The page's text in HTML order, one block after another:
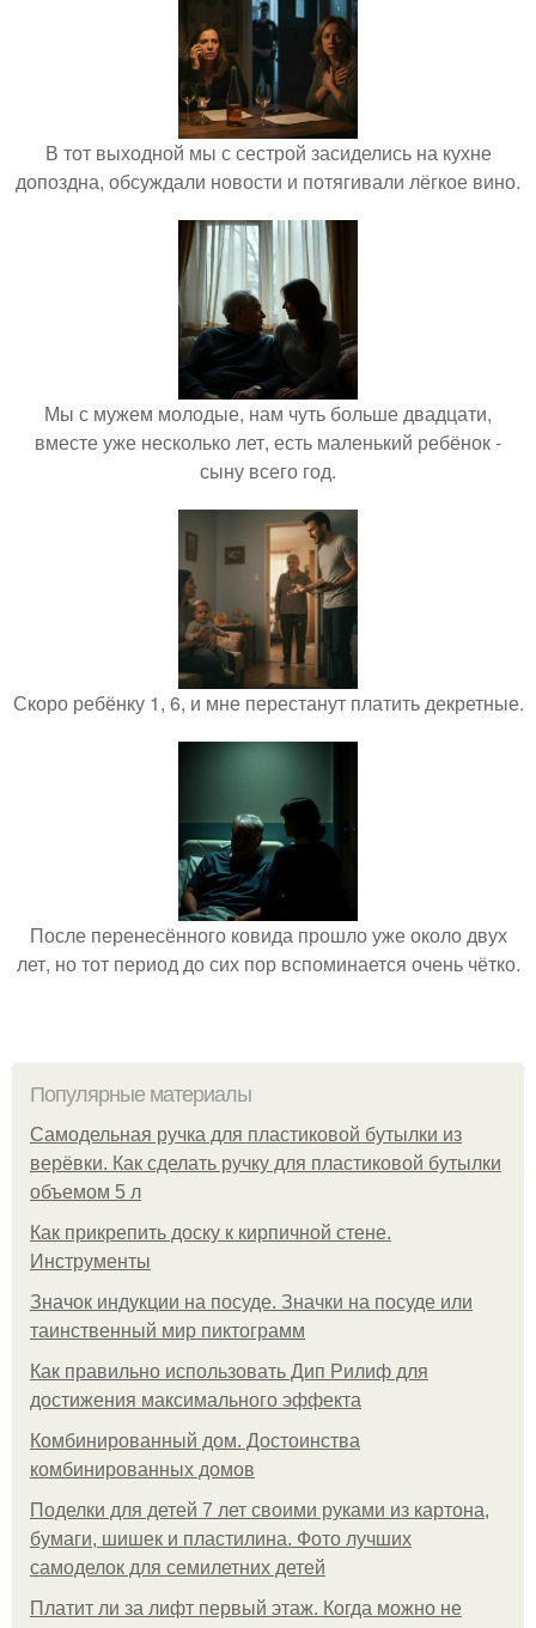
В тот выходной мы с сестрой засиделись на кухне
допоздна, обсуждали новости и потягивали лёгкое вино.
Мы с мужем молодые, нам чуть больше двадцати,
вместе уже несколько лет, есть маленький ребёнок -
сыну всего год.
Скоро ребёнку 1, 6, и мне перестанут платить декретные.
После перенесённого ковида прошло уже около двух
лет, но тот период до сих пор вспоминается очень чётко.
Популярные материалы
Самодельная ручка для пластиковой бутылки из
верёвки. Как сделать ручку для пластиковой бутылки
объемом 5 л
Как прикрепить доску к кирпичной стене.
Инструменты
Значок индукции на посуде. Значки на посуде или
таинственный мир пиктограмм
Как правильно использовать Дип Рилиф для
достижения максимального эффекта
Комбинированный дом. Достоинства
комбинированных домов
Поделки для детей 7 лет своими руками из картона,
бумаги, шишек и пластилина. Фото лучших
самоделок для семилетних детей
Платит ли за лифт первый этаж. Когда можно не